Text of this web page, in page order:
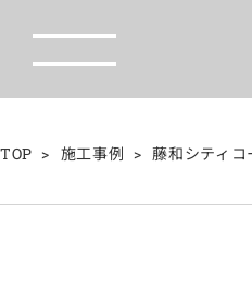
TOP 施工事例 藤和シティコ